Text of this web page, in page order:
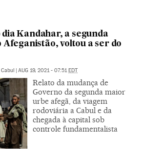
dia Kandahar, a segunda
Afeganistão, voltou a ser do
Cabul | AUG 19, 2021 - 07:51EDT
Relato da mudança de
Governo da segunda maior
urbe afegã, da viagem
rodoviária a Cabul e da
chegada à capital sob
controle fundamentalista